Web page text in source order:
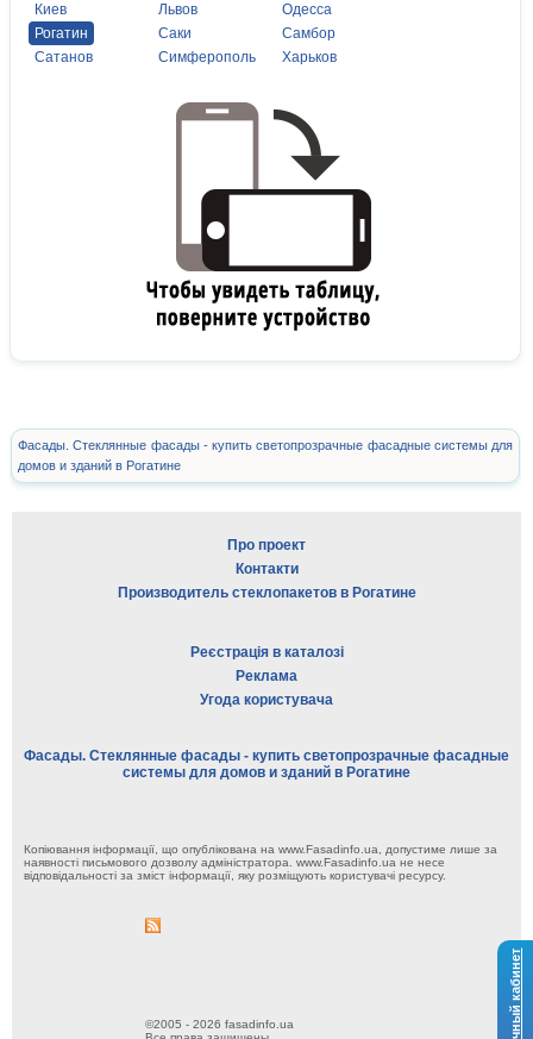
Личный кабинет
Киев
Львов
Одесса
Рогатин
Саки
Самбор
Сатанов
Симферополь Харьков
Фасады. Стеклянные фасады - купить светопрозрачные фасадные системы для
домов и зданий в Рогатине
Про проект
Контакти
Производитель стеклопакетов в Рогатине
Реєстрація в каталозі
Реклама
Угода користувача
Фасады. Стеклянные фасады - купить светопрозрачные фасадные
системы для домов и зданий в Рогатине
Копіювання інформації, що опублікована на www.Fasadinfo.ua, допустиме лише за
наявності письмового дозволу адміністратора. www.Fasadinfo.ua не несе
відповідальності за зміст інформації, яку розміщують користувачі ресурсу.
©2005 - 2026 fasadinfo.ua